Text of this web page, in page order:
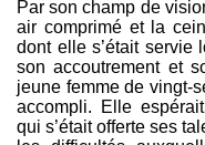
Par son champ de
air comprimé et la
dont elle s’était servie
son accoutrement et
jeune femme de vingt-
accompli. Elle
qui s’était offerte ses